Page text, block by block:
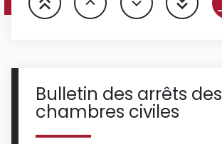
Bulletin des arrêts des
chambres civiles